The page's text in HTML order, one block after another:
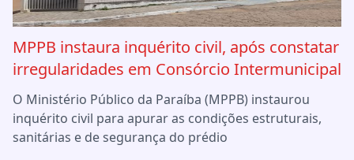
MPPB instaura inquérito civil, após constatar
irregularidades em Consórcio Intermunicipal
O Ministério Público da Paraíba (MPPB) instaurou
inquérito civil para apurar as condições estruturais,
sanitárias e de segurança do prédio